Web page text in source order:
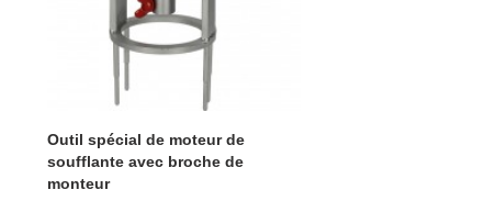
Outil spécial de moteur de
soufflante avec broche de
monteur